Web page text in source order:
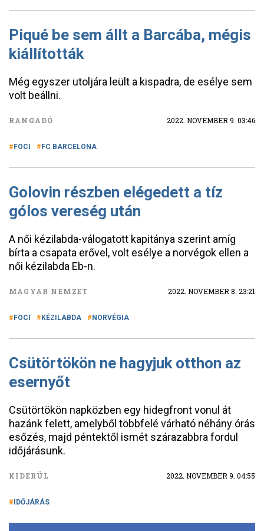
Piqué be sem állt a Barcába, mégis
kiállították
Még egyszer utoljára leült a kispadra, de esélye sem
volt beállni.
RANGADÓ 2022. NOVEMBER 9. 03:46
FOCI FC BARCELONA
Golovin részben elégedett a tíz
gólos vereség után
A női kézilabda-válogatott kapitánya szerint amíg
bírta a csapata erővel, volt esélye a norvégok ellen a
női kézilabda Eb-n.
MAGYAR NEMZET 2022. NOVEMBER 8. 23:21
FOCI KÉZILABDA NORVÉGIA
Csütörtökön ne hagyjuk otthon az
esernyőt
Csütörtökön napközben egy hidegfront vonul át
hazánk felett, amelyből többfelé várható néhány órás
esőzés, majd péntektől ismét szárazabbra fordul
időjárásunk.
KIDERÜL 2022. NOVEMBER 9. 04:55
IDŐJÁRÁS